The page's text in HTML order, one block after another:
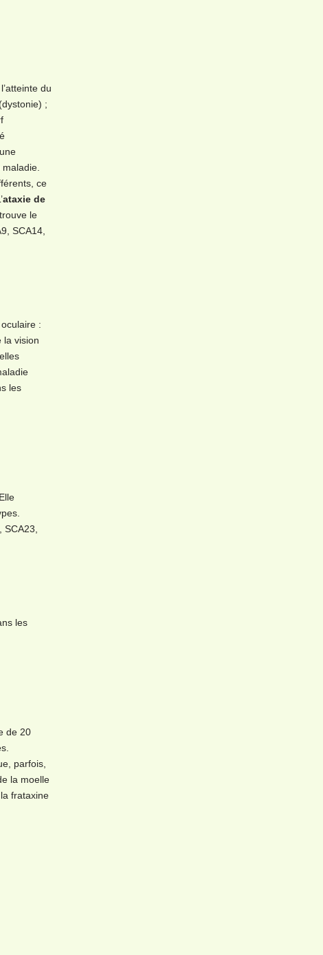
du
;
ce
ataxie de
le
SCA14,
:
la vision
les
les
de 20
parfois,
la moelle
frataxine